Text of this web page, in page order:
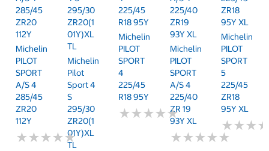
285/45
ZR20
112Y
Michelin
PILOT
SPORT
A/S 4
285/45
ZR20
112Y
★★★★★
★★★★★
295/30
ZR20(1
01Y)XL
TL
Michelin
Pilot
Sport 4
S
295/30
ZR20(1
01Y)XL
TL
225/45
R18 95Y
Michelin
PILOT
SPORT
4
225/45
R18 95Y
★★★★★
★★★★★
225/40
ZR19
93Y XL
Michelin
PILOT
SPORT
A/S 4
225/40
ZR 19
93Y XL
★★★★★
★★★★★
ZR18
95Y XL
Michelin
PILOT
SPORT
5
225/45
ZR18
95Y XL
★★★
★★★